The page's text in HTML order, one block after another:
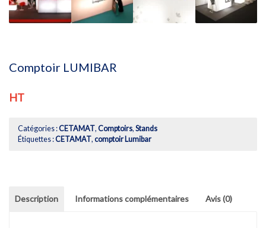
Comptoir LUMIBAR
HT
Catégories :CETAMAT, Comptoirs, Stands
Étiquettes :CETAMAT, comptoir Lumibar
Description Informations complémentaires Avis (0)